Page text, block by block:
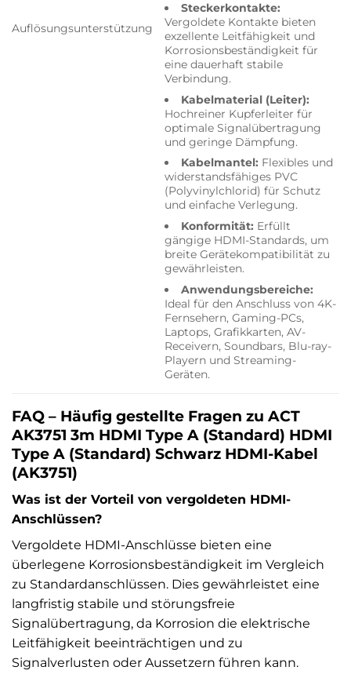
Auflösungsunterstützung
Steckerkontakte:
Vergoldete Kontakte bieten
exzellente Leitfähigkeit und
Korrosionsbeständigkeit für
eine dauerhaft stabile
Verbindung.
Kabelmaterial (Leiter):
Hochreiner Kupferleiter für
optimale Signalübertragung
und geringe Dämpfung.
Kabelmantel: Flexibles und
widerstandsfähiges PVC
(Polyvinylchlorid) für Schutz
und einfache Verlegung.
Konformität: Erfüllt
gängige HDMI-Standards, um
breite Gerätekompatibilität zu
gewährleisten.
Anwendungsbereiche:
Ideal für den Anschluss von 4K-
Fernsehern, Gaming-PCs,
Laptops, Grafikkarten, AV-
Receivern, Soundbars, Blu-ray-
Playern und Streaming-
Geräten.
FAQ – Häufig gestellte Fragen zu ACT
AK3751 3m HDMI Type A (Standard) HDMI
Type A (Standard) Schwarz HDMI-Kabel
(AK3751)
Was ist der Vorteil von vergoldeten HDMI-
Anschlüssen?
Vergoldete HDMI-Anschlüsse bieten eine
überlegene Korrosionsbeständigkeit im Vergleich
zu Standardanschlüssen. Dies gewährleistet eine
langfristig stabile und störungsfreie
Signalübertragung, da Korrosion die elektrische
Leitfähigkeit beeinträchtigen und zu
Signalverlusten oder Aussetzern führen kann.